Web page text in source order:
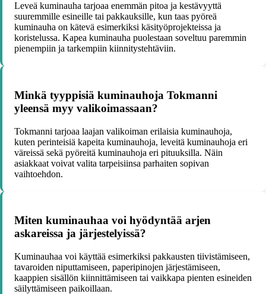
Leveä kuminauha tarjoaa enemmän pitoa ja kestävyyttä
suuremmille esineille tai pakkauksille, kun taas pyöreä
kuminauha on kätevä esimerkiksi käsityöprojekteissa ja
koristelussa. Kapea kuminauha puolestaan soveltuu paremmin
pienempiin ja tarkempiin kiinnitystehtäviin.
Minkä tyyppisiä kuminauhoja Tokmanni
yleensä myy valikoimassaan?
Tokmanni tarjoaa laajan valikoiman erilaisia kuminauhoja,
kuten perinteisiä kapeita kuminauhoja, leveitä kuminauhoja eri
väreissä sekä pyöreitä kuminauhoja eri pituuksilla. Näin
asiakkaat voivat valita tarpeisiinsa parhaiten sopivan
vaihtoehdon.
Miten kuminauhaa voi hyödyntää arjen
askareissa ja järjestelyissä?
Kuminauhaa voi käyttää esimerkiksi pakkausten tiivistämiseen,
tavaroiden niputtamiseen, paperipinojen järjestämiseen,
kaappien sisällön kiinnittämiseen tai vaikkapa pienten esineiden
säilyttämiseen paikoillaan.